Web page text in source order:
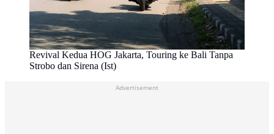
Revival Kedua HOG Jakarta, Touring ke Bali Tanpa
Strobo dan Sirena (Ist)
Advertisement